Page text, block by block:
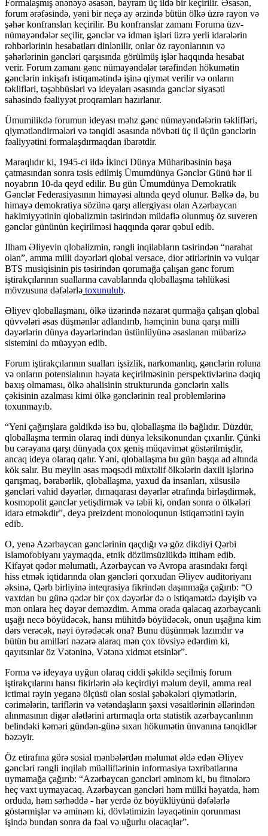
Formalaşmış ənənəyə əsasən, bayram üç ildə bir keçirilir. Əsasən,
forum ərəfəsində, yəni bir neçə ay ərzində bütün ölkə üzrə rayon və
şəhər konfransları keçirilir. Bu konfranslar zamanı Foruma üzv-
nümayəndələr seçilir, gənclər və idman işləri üzrə yerli idarələrin
rəhbərlərinin hesabatları dinlənilir, onlar öz rayonlarının və
şəhərlərinin gəncləri qarşısında görülmüş işlər haqqında hesabat
verir. Forum zamanı gənc nümayəndələr tərəfindən hökumətin
gənclərin inkişafı istiqamətində işinə qiymət verilir və onların
təklifləri, təşəbbüsləri və ideyaları əsasında gənclər siyasəti
sahəsində fəaliyyət proqramları hazırlanır.
Ümumilikdə forumun ideyası məhz gənc nümayəndələrin təklifləri,
qiymətləndirmələri və tənqidi əsasında növbəti üç il üçün gənclərin
fəaliyyətini formalaşdırmaqdan ibarətdir.
Maraqlıdır ki, 1945-ci ildə İkinci Dünya Müharibəsinin başa
çatmasından sonra təsis edilmiş Ümumdünya Gənclər Günü hər il
noyabrın 10-da qeyd edilir. Bu gün Ümumdünya Demokratik
Gənclər Federasiyasının himayəsi altında qeyd olunur. Bəlkə də, bu
himayə demokratiya sözünə qarşı allergiyası olan Azərbaycan
hakimiyyətinin qlobalizmin təsirindən müdafiə olunmuş öz suveren
gənclər gününün keçirilməsi haqqında qərar qəbul edib.
Ilham Əliyevin qlobalizmin, rəngli inqilabların təsirindən “narahat
olan”, amma milli dəyərləri qlobal versace, dior ətirlərinin və vulqar
BTS musiqisinin pis təsirindən qorumağa çalışan gənc forum
iştirakçılarının suallarına cavablarında qloballaşma təhlükəsi
mövzusuna dəfələrlə toxunulub.
Əliyev qloballaşmanı, ölkə üzərində nəzarət qurmağa çalışan qlobal
qüvvələri əsas düşmənlər adlandırıb, həmçinin buna qarşı milli
dəyərlərin dünya dəyərlərindən üstünlüyünə əsaslanan mübarizə
sistemini də müəyyən edib.
Forum iştirakçılarının sualları işsizlik, narkomanlıq, gənclərin roluna
və onların potensialının həyata keçirilməsinin perspektivlərinə dəqiq
baxış olmaması, ölkə əhalisinin strukturunda gənclərin xalis
çəkisinin azalması kimi ölkə gənclərinin real problemlərinə
toxunmayıb.
“Yeni çağırışlara gəldikdə isə bu, qloballaşma ilə bağlıdır. Düzdür,
qloballaşma termin olaraq indi dünya leksikonundan çıxarılır. Çünki
bu cərəyana qarşı dünyada çox geniş müqavimət göstərilmişdir,
ancaq ideya olaraq qalır. Yəni, qloballaşma bu gün başqa ad altında
kök salır. Bu meylin əsas məqsədi müxtəlif ölkələrin daxili işlərinə
qarışmaq, bərabərlik, qloballaşma, yaxud da insanları, xüsusilə
gəncləri vahid dəyərlər, dırnaqarası dəyərlər ətrafında birləşdirmək,
kosmopolit gənclər yetişdirmək və təbii ki, ondan sonra o ölkələri
idarə etməkdir”, deyə preizdent monoloqunun istiqamətini təyin
edib.
O, yenə Azərbaycan gənclərinin qaçdığı və göz dikdiyi Qərbi
islamofobiyanı yaymaqda, etnik dözümsüzlükdə ittiham edib.
Kifayət qədər məlumatlı, Azərbaycan və Avropa arasındakı fərqi
hiss etmək iqtidarında olan gəncləri qorxudan Əliyev auditoriyanı
əksinə, Qərb birliyinə inteqrasiya fikrindən daşınmağa çağırıb: “O
vaxtdan bu günə qədər bir çox dəyərlər də o istiqamətdə dəyişib və
mən onlara heç dəyər deməzdim. Amma orada qalacaq azərbaycanlı
uşağı necə böyüdəcək, hansı mühitdə böyüdəcək, onun uşağına kim
dərs verəcək, nəyi öyrədəcək ona? Bunu düşünmək lazımdır və
bütün bu amilləri nəzərə alaraq mən çox tövsiyə edərdim ki,
qayıtsınlar öz Vətəninə, Vətənə xidmət etsinlər”.
Forma və ideyaya uyğun olaraq ciddi şəkildə seçilmiş forum
iştirakçılarını hansı fikirlərin ələ keçirdiyi məlum deyil, amma real
ictimai rəyin yeganə ölçüsü olan sosial şəbəkələri qiymətlərin,
cərimələrin, tariflərin və vətəndaşların şəxsi vəsaitlərinin əllərindən
alınmasının digər alətlərini artırmaqla orta statistik azərbaycanlının
belindəki kəməri gündən-günə sıxan hökumətin ünvanına tənqidlər
bəzəyir.
Öz etirafına görə sosial mənbələrdən məlumat əldə edən Əliyev
gəncləri rəngli inqilab müəlliflərinin informasiya təxribatlarına
uymamağa çağırıb: “Azərbaycan gəncləri əminəm ki, bu fitnələrə
heç vaxt uymayacaq. Azərbaycan gəncləri həm mülki həyatda, həm
orduda, həm sərhəddə - hər yerdə öz böyüklüyünü dəfələrlə
göstərmişlər və əminəm ki, dövlətimizin ləyaqətinin qorunması
işində bundan sonra da fəal və uğurlu olacaqlar”.